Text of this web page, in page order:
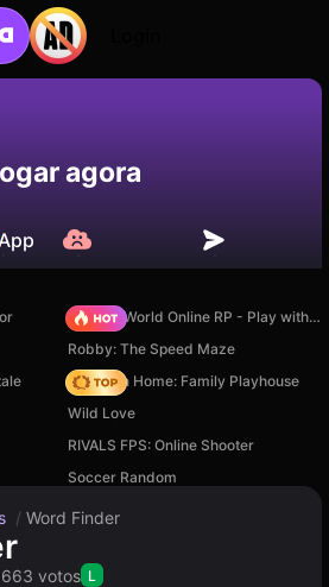
agora
Sprunki World Online RP - Play with Friends!
Robby: The Speed Maze
My Town Home: Family Playhouse
Wild Love
RIVALS FPS: Online Shooter
Soccer Random
/ Word Finder
votos L